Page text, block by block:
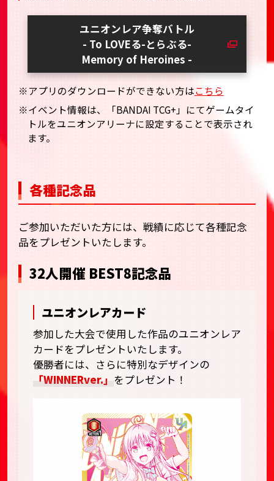
ユニオンレア争奪バトル
- To LOVEる-とらぶる-
Memory of Heroines -
※アプリのダウンロードができない方はこちら
※イベント情報は、「BANDAI TCG+」にてゲームタイ
トルをユニオンアリーナに設定することで表示され
ます。
各種記念品
ご参加いただいた方には、戦績に応じて各種記念
品をプレゼントいたします。
32人開催 BEST8記念品
ユニオンレアカード
参加した大会で使用した作品のユニオンレア
カードをプレゼントいたします。
優勝者には、さらに特別なデザインの
「WINNERver.」 をプレゼント！